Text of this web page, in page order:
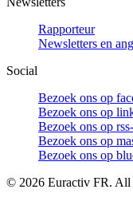
Rapporteur
Newsletters en
Social
Bezoek ons op
Bezoek ons op
Bezoek ons op
Bezoek ons op
Bezoek ons op
© 2026 Euractiv FR. All